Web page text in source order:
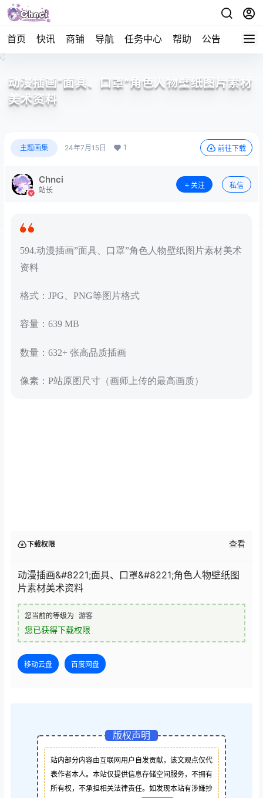
首页 快讯 商铺 导航 任务中心 帮助 公告 APP下
动漫插画”面具、口罩”角色人物壁纸图片素材
美术资料
主题画集 24年7月15日 1 前往下载
Chnci
站长
关注 私信
594.动漫插画”面具、口罩”角色人物壁纸图片素材美术
资料
格式：JPG、PNG等图片格式
容量：639 MB
数量：632+ 张高品质插画
像素：P站原图尺寸（画师上传的最高画质）
下载权限 查看
动漫插画&#8221;面具、口罩&#8221;角色人物壁纸图
片素材美术资料
您当前的等级为 游客
您已获得下载权限
移动云盘 百度网盘
版权声明
站内部分内容由互联网用户自发贡献，该文观点仅代
表作者本人。本站仅提供信息存储空间服务，不拥有
所有权，不承担相关法律责任。如发现本站有涉嫌抄